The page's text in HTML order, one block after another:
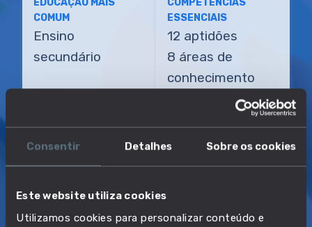
Consentir Detalhes Sobre os cookies
Este website utiliza cookies
Utilizamos cookies para personalizar conteúdo e
EDUCAÇÃO MAIS
COMUM
Ensino
secundário
COMPETÊNCIAS
ESSENCIAIS
12 aptidões
8 áreas de
conhecimento
SOBREEMPREGO E SALÁRIO
EDUCAÇÃO E COMPETÊNCIASTRANSIÇÕES